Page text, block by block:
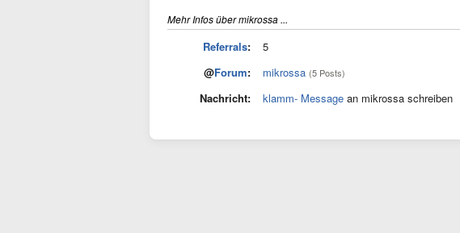
Mehr Infos über mikrossa ...
Referrals:
5
@Forum: mikrossa (5 Posts)
Nachricht: klamm- Message an mikrossa schreiben